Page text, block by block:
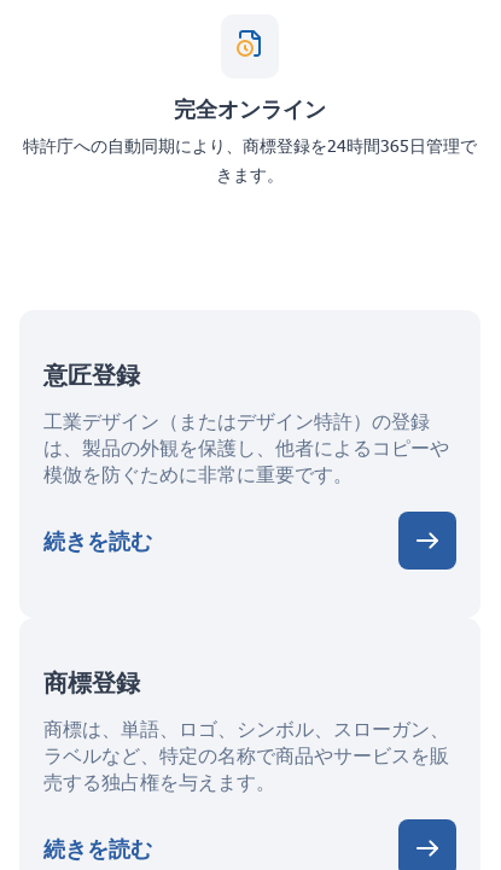
完全オンライン
特許庁への自動同期により、商標登録を24時間365日管理で
きます。
意匠登録
工業デザイン（またはデザイン特許）の登録
は、製品の外観を保護し、他者によるコピーや
模倣を防ぐために非常に重要です。
続きを読む
商標登録
商標は、単語、ロゴ、シンボル、スローガン、
ラベルなど、特定の名称で商品やサービスを販
売する独占権を与えます。
続きを読む